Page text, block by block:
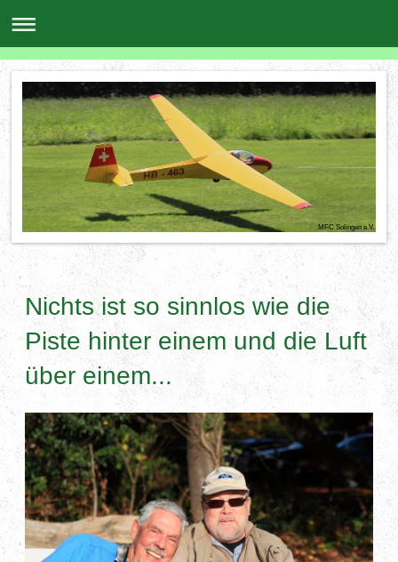
MFC Solingen e.V.
Nichts ist so sinnlos wie die
Piste hinter einem und die Luft
über einem...